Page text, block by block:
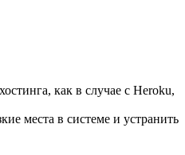
как в случае с Heroku,
места в системе и устранить